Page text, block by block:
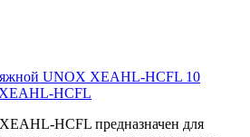
HCFL
HCFL предназначен для